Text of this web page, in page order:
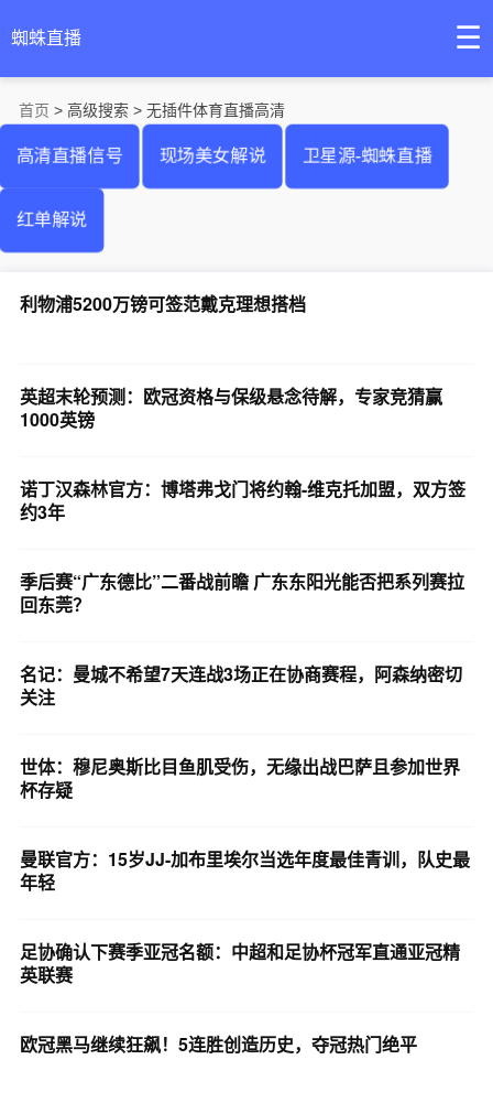
蜘蛛直播 ☰
首页 > 高级搜索 > 无插件体育直播高清
高清直播信号 现场美女解说 卫星源-蜘蛛直播
红单解说
利物浦5200万镑可签范戴克理想搭档
英超末轮预测：欧冠资格与保级悬念待解，专家竞猜赢
1000英镑
诺丁汉森林官方：博塔弗戈门将约翰-维克托加盟，双方签
约3年
季后赛“广东德比”二番战前瞻 广东东阳光能否把系列赛拉
回东莞？
名记：曼城不希望7天连战3场正在协商赛程，阿森纳密切
关注
世体：穆尼奥斯比目鱼肌受伤，无缘出战巴萨且参加世界
杯存疑
曼联官方：15岁JJ-加布里埃尔当选年度最佳青训，队史最
年轻
足协确认下赛季亚冠名额：中超和足协杯冠军直通亚冠精
英联赛
欧冠黑马继续狂飙！5连胜创造历史，夺冠热门绝平